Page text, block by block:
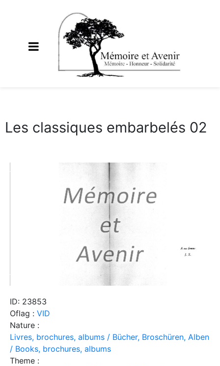
Les classiques embarbelés 02
ID: 23853
Oflag : VID
Nature :
Livres, brochures, albums / Bücher, Broschüren, Alben
/ Books, brochures, albums
Theme :